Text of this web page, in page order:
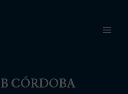
CÓRDOBA